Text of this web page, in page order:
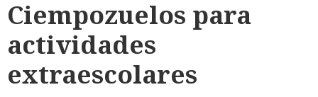
Ciempozuelos para
actividades
extraescolares